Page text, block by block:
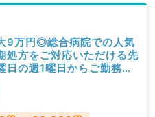
9万円◎総合病院での人気
方をご対応いただける先
日の週1曜日からご勤務
科／非常勤）